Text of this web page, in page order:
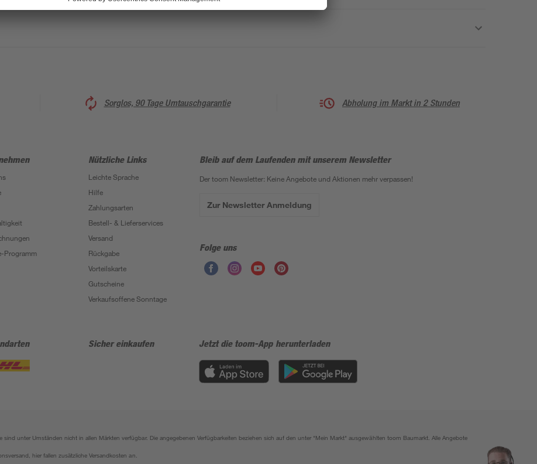
Sorglos, 90 Tage Umtauschgarantie Abholung im Markt in 2 Stunden
Programm
Nützliche Links
Leichte Sprache
Hilfe
Zahlungsarten
Bestell- & Lieferservices
Versand
Rückgabe
Vorteilskarte
Gutscheine
Verkaufsoffene Sonntage
Bleib auf dem Laufenden mit unserem Newsletter
Der toom Newsletter: Keine Angebote und Aktionen mehr verpassen!
Zur Newsletter Anmeldung
Folge uns
Sicher einkaufen Jetzt die toom-App herunterladen
sind unter Umständen nicht in allen Märkten verfügbar. Die angegebenen Verfügbarkeiten beziehen sich auf den unter "Mein Markt" ausgewählten toom Baumarkt. Alle Angebote
hier fallen zusätzliche Versandkosten an.